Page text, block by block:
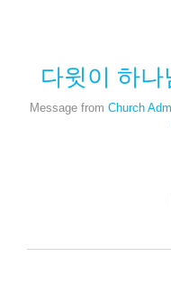
다윗이 하
Message from Church